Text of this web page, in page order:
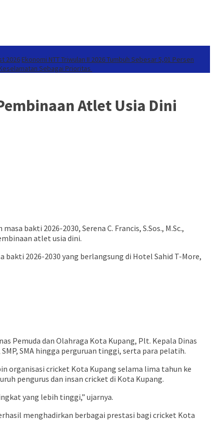
2026 Ekonomi NTT Triwulan II 2026 Tumbuh Sebesar 5,01 Persen
Sebagai Prioritas
Atlet Usia Dini
bakti 2026-2030, Serena C. Francis, S.Sos., M.Sc.,
atlet usia dini.
2026-2030 yang berlangsung di Hotel Sahid T-More,
Pemuda dan Olahraga Kota Kupang, Plt. Kepala Dinas
SMA hingga perguruan tinggi, serta para pelatih.
organisasi cricket Kota Kupang selama lima tahun ke
pengurus dan insan cricket di Kota Kupang.
yang lebih tinggi,” ujarnya.
menghadirkan berbagai prestasi bagi cricket Kota